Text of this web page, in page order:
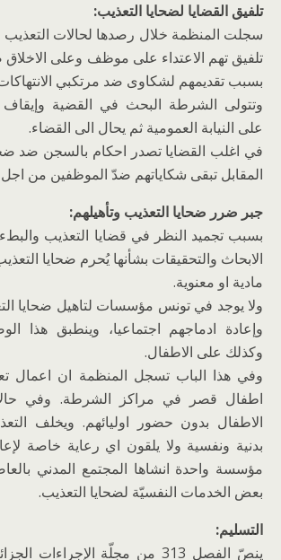
تلفيق القضايا لضحايا التعذيب:
سجلت المنظمة خلال رصدها لحالات
تلفيق تهم الاعتداء على موظف وعلى
بسبب تقديمهم لشكاوى ضد مرتكبي
وتتولى الشرطة البحث في القضية
على النيابة العمومية ثم يحال الى القضاء.
في اغلب القضايا تصدر احكام بالسجن ضد
المقابل تبقى شكاياتهم ضدّ الموظفين من
جبر ضرر ضحايا التعذيب وتأهيلهم:
بسبب تجميد النظر في قضايا التعذيب
الابحاث والتحقيقات بشأنها يُحرم ضحايا
مادية او معنوية.
ولا يوجد في تونس مؤسسات لتاهيل ضحايا
وإعادة ادماجهم اجتماعيا، وينطبق هذا
وكذلك على الاطفال.
وفي هذا الباب تسجل المنظمة ان اعمال
اطفال قصر في مراكز الشرطة. وفي
الاطفال بدون حضور اوليائهم. ويخلف
بدنية ونفسية ولا يلقون اي رعاية خاصة
مؤسسة واحدة انشاها المجتمع المدني
بعض الخدمات النفسيّة لضحايا التعذيب.
التسليم:
ينصّ الفصل 313 من مجلّة الإجراءات